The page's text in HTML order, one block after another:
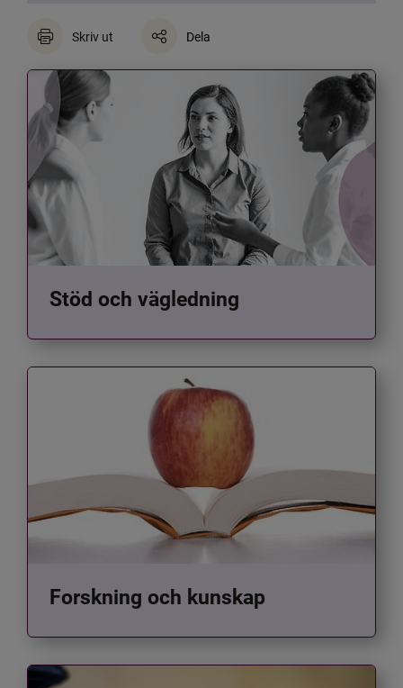
Skriv ut Dela
Stöd och vägledning
Forskning och kunskap